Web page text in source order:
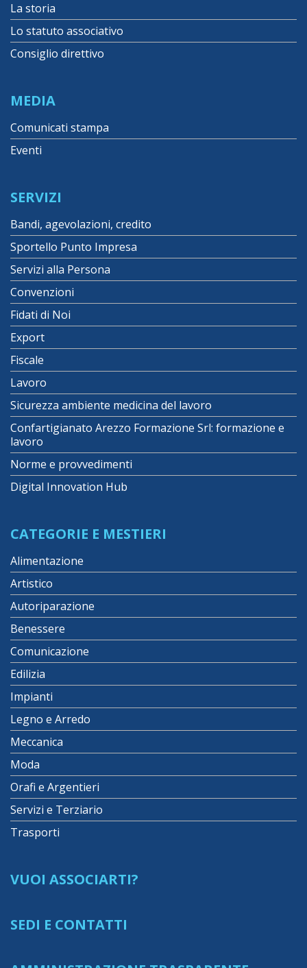
La storia
Lo statuto associativo
Consiglio direttivo
MEDIA
Comunicati stampa
Eventi
SERVIZI
Bandi, agevolazioni, credito
Sportello Punto Impresa
Servizi alla Persona
Convenzioni
Fidati di Noi
Export
Fiscale
Lavoro
Sicurezza ambiente medicina del lavoro
Confartigianato Arezzo Formazione Srl: formazione e
lavoro
Norme e provvedimenti
Digital Innovation Hub
CATEGORIE E MESTIERI
Alimentazione
Artistico
Autoriparazione
Benessere
Comunicazione
Edilizia
Impianti
Legno e Arredo
Meccanica
Moda
Orafi e Argentieri
Servizi e Terziario
Trasporti
VUOI ASSOCIARTI?
SEDI E CONTATTI